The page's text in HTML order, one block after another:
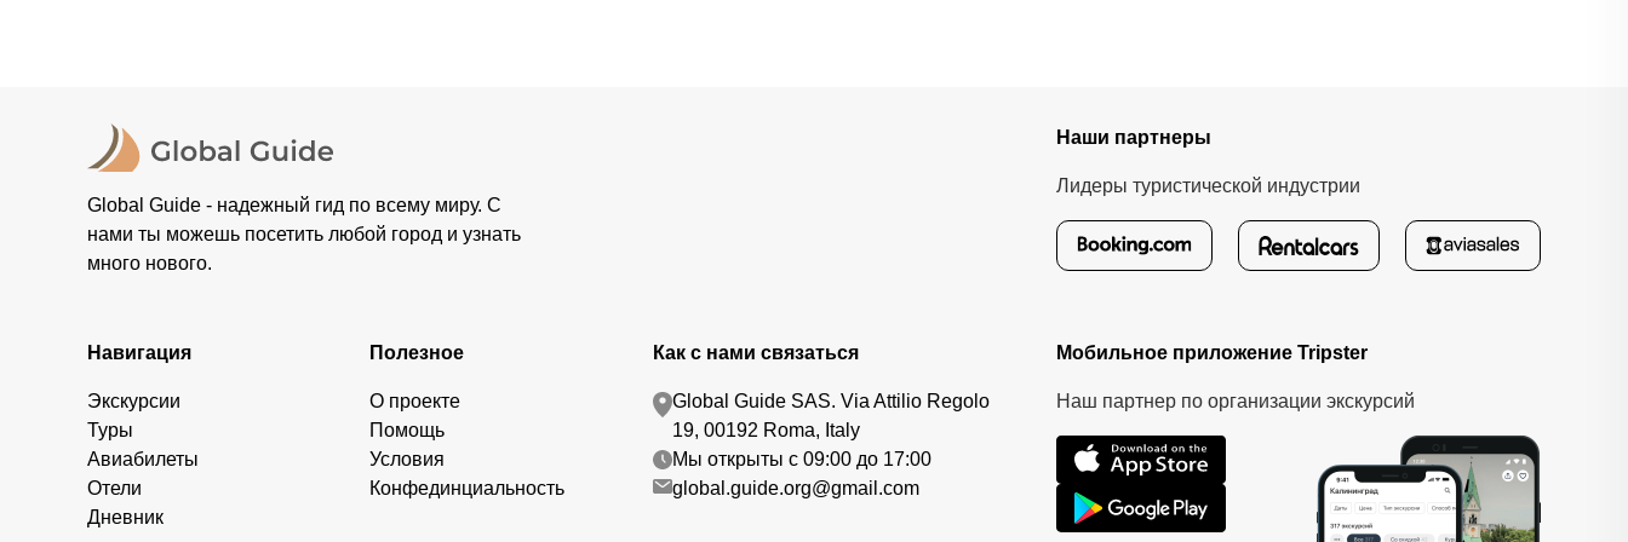
Global Guide - надежный гид по всему миру. С
нами ты можешь посетить любой город и узнать
много нового.
Наши партнеры
Лидеры туристической индустрии
Навигация
Экскурсии
Туры
Авиабилеты
Отели
Дневник
Полезное
О проекте
Помощь
Условия
Конфединциальность
Как с нами связаться
Global Guide SAS. Via Attilio Regolo
19, 00192 Roma, Italy
Мы открыты с 09:00 до 17:00
global.guide.org@gmail.com
Мобильное приложение Tripster
Наш партнер по организации экскурсий